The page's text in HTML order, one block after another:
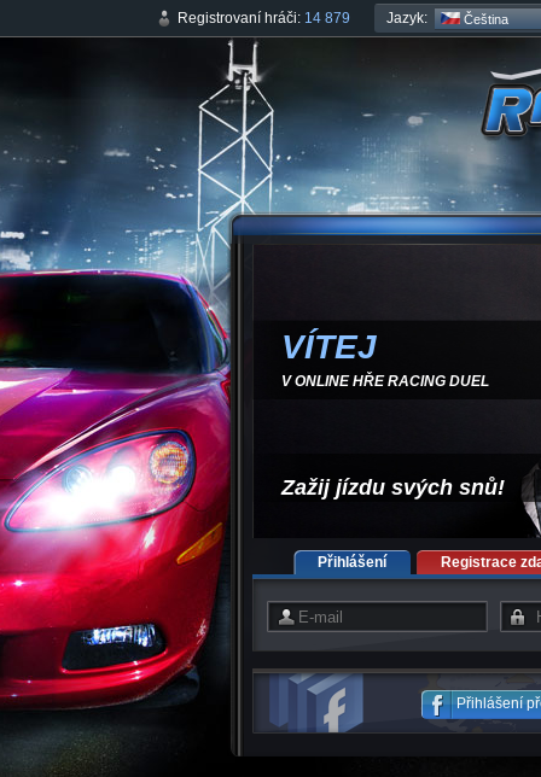
Registrovaní hráči: 14 879 Jazyk: Čeština
VÍTEJ
V ONLINE HŘE RACING DUEL
Zažij jízdu svých snů!
Přihlášení Registrace
Přihlášení